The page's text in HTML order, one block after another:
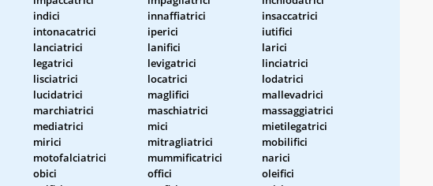
indici innaffiatrici
insaccatrici
intonacatrici iperici
iutifici
lanciatrici lanifici
larici
legatrici levigatrici
linciatrici
lisciatrici locatrici
lodatrici
lucidatrici maglifici
mallevadrici
marchiatrici maschiatrici
massaggiatrici
mediatrici mici
mietilegatrici
mirici mitragliatrici
mobilifici
motofalciatrici mummificatrici
narici
obici offici
oleifici